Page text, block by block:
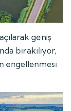
geniş
bırakılıyor,
engellenmesi